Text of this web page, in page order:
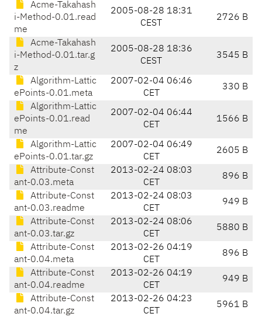
Acme-Takahash
i-Method-0.01.read
me
2005-08-28 18:31
CEST
2726 B
Acme-Takahash
i-Method-0.01.tar.g
z
2005-08-28 18:36
CEST
3545 B
Algorithm-Lattic
ePoints-0.01.meta
2007-02-04 06:46
CET
330 B
Algorithm-Lattic
ePoints-0.01.read
me
2007-02-04 06:44
CET
1566 B
Algorithm-Lattic
ePoints-0.01.tar.gz
2007-02-04 06:49
CET
2605 B
Attribute-Const
ant-0.03.meta
2013-02-24 08:03
CET
896 B
Attribute-Const
ant-0.03.readme
2013-02-24 08:03
CET
949 B
Attribute-Const
ant-0.03.tar.gz
2013-02-24 08:06
CET
5880 B
Attribute-Const
ant-0.04.meta
2013-02-26 04:19
CET
896 B
Attribute-Const
ant-0.04.readme
2013-02-26 04:19
CET
949 B
Attribute-Const
ant-0.04.tar.gz
2013-02-26 04:23
CET
5961 B